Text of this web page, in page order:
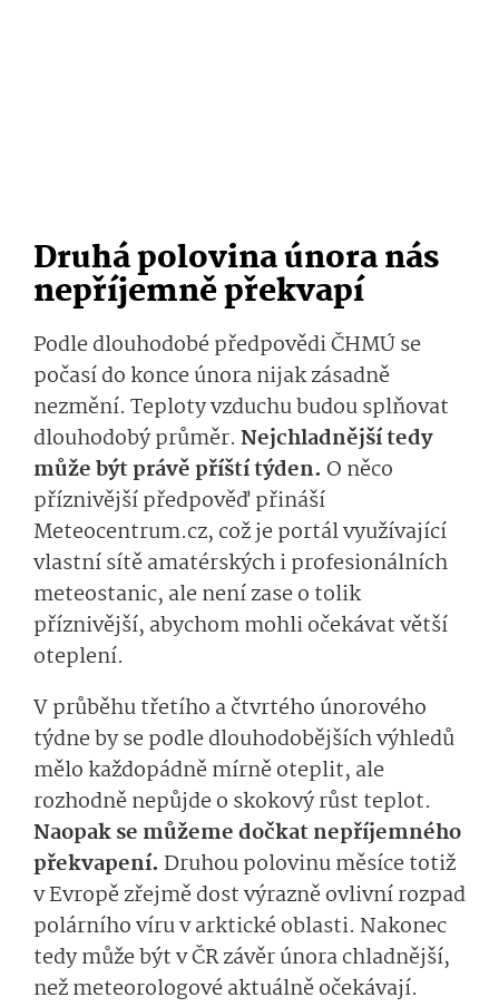
Druhá polovina února nás
nepříjemně překvapí
Podle dlouhodobé předpovědi ČHMÚ se
počasí do konce února nijak zásadně
nezmění. Teploty vzduchu budou splňovat
dlouhodobý průměr. Nejchladnější tedy
může být právě příští týden. O něco
příznivější předpověď přináší
Meteocentrum.cz, což je portál využívající
vlastní sítě amatérských i profesionálních
meteostanic, ale není zase o tolik
příznivější, abychom mohli očekávat větší
oteplení.
V průběhu třetího a čtvrtého únorového
týdne by se podle dlouhodobějších výhledů
mělo každopádně mírně oteplit, ale
rozhodně nepůjde o skokový růst teplot.
Naopak se můžeme dočkat nepříjemného
překvapení. Druhou polovinu měsíce totiž
v Evropě zřejmě dost výrazně ovlivní rozpad
polárního víru v arktické oblasti. Nakonec
tedy může být v ČR závěr února chladnější,
než meteorologové aktuálně očekávají.